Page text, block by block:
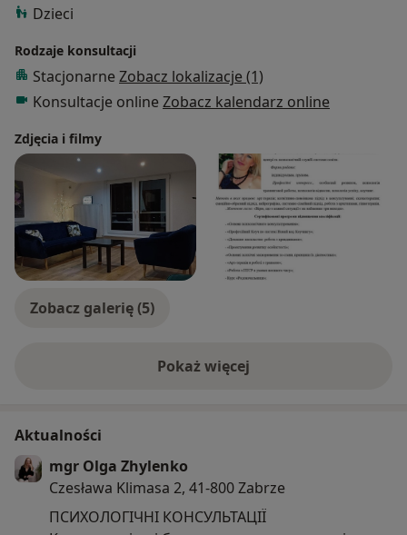
Dzieci
Rodzaje konsultacji
Stacjonarne Zobacz lokalizacje (1)
Konsultacje online Zobacz kalendarz online
Zdjęcia i filmy
Zobacz galerię (5)
Pokaż więcejo doświadczeniu
Aktualności
mgr Olga Zhylenko
Czesława Klimasa 2, 41-800 Zabrze
ПСИХОЛОГІЧНІ КОНСУЛЬТАЦІЇ